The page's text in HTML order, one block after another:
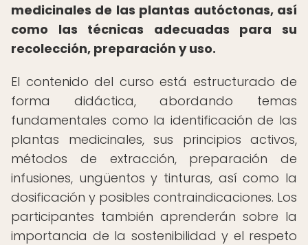
medicinales de las plantas autóctonas, así
como las técnicas adecuadas para su
recolección, preparación y uso.
El contenido del curso está estructurado de
forma didáctica, abordando temas
fundamentales como la identificación de las
plantas medicinales, sus principios activos,
métodos de extracción, preparación de
infusiones, ungüentos y tinturas, así como la
dosificación y posibles contraindicaciones. Los
participantes también aprenderán sobre la
importancia de la sostenibilidad y el respeto